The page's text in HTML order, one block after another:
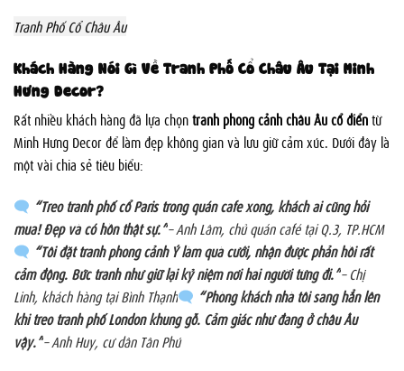
Tranh Phố Cổ Châu Âu
Khách Hàng Nói Gì Về Tranh Phố Cổ Châu Âu Tại Minh
Hưng Decor?
Rất nhiều khách hàng đã lựa chọntranh phong cảnh châu Âu cổ điểntừ
Minh Hưng Decor để làm đẹp không gian và lưu giữ cảm xúc. Dưới đây là
một vài chia sẻ tiêu biểu:
“Treo tranh phố cổ Paris trong quán cafe xong, khách ai cũng hỏi
mua! Đẹp và có hồn thật sự.”– Anh Lâm, chủ quán café tại Q.3, TP.HCM
“Tôi đặt tranh phong cảnh Ý làm quà cưới, nhận được phản hồi rất
cảm động. Bức tranh như giữ lại kỷ niệm nơi hai người từng đi.”– Chị
Linh, khách hàng tại Bình Thạnh
“Phòng khách nhà tôi sang hẳn lên
khi treo tranh phố London khung gỗ. Cảm giác như đang ở châu Âu
vậy.”– Anh Huy, cư dân Tân Phú